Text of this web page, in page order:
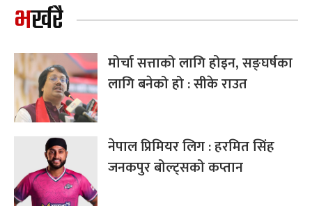
भर्खरै
मोर्चा सत्ताको लागि होइन, सङ्घर्षका
लागि बनेको हो : सीके राउत
नेपाल प्रिमियर लिग : हरमित सिंह
जनकपुर बोल्ट्सको कप्तान